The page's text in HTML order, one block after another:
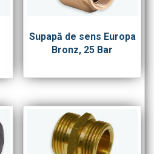
Supapă de sens Europa
Bronz, 25 Bar